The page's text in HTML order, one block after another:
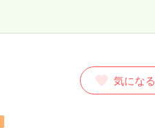
気になる